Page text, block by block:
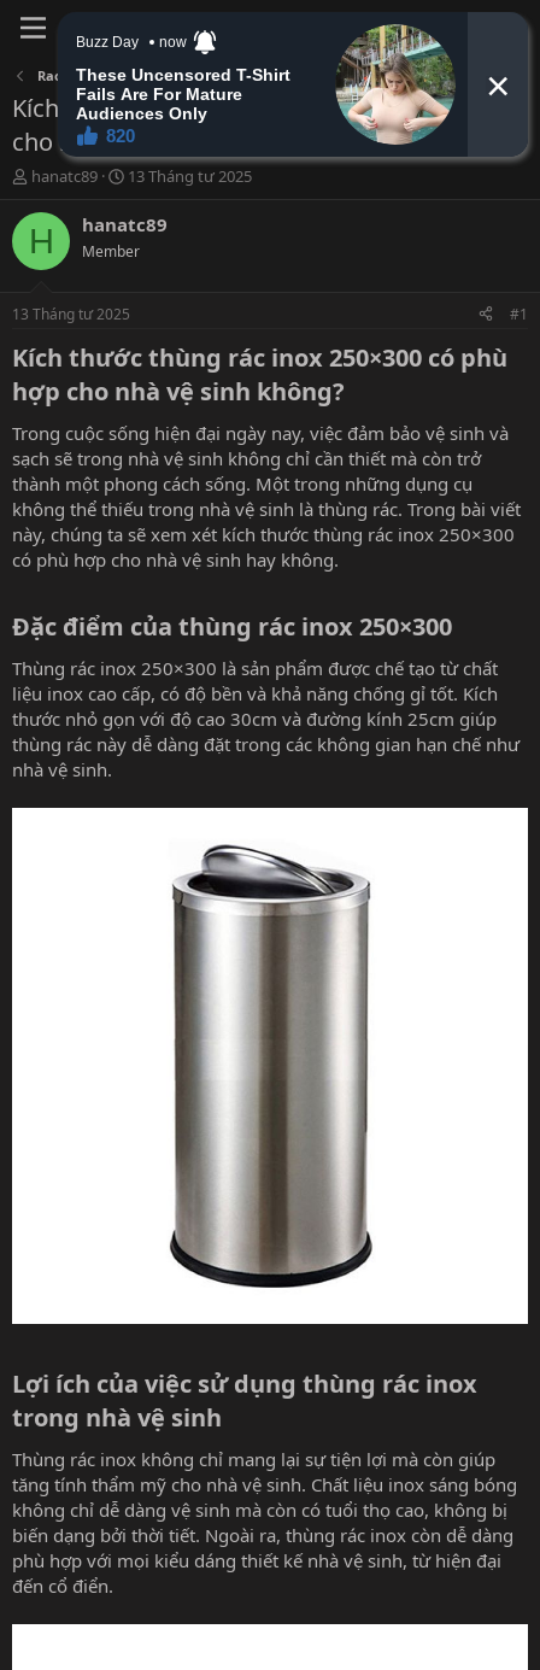
Đăng ký
Rao vặt tổng hợp
Kích thước thùng rác inox 250×300 có phù hợp
cho nhà vệ sinh không?
B
t
đ
hanatc89
N
à
b
t
đ
ầ
u
13 Tháng tư 2025
H hanatc89
Member
13 Tháng tư 2025 #1
Kích thước thùng rác inox 250×300 có phù
hợp cho nhà vệ sinh không?​
Trong cuộc sống hiện đại ngày nay, việc đảm bảo vệ sinh và
sạch sẽ trong nhà vệ sinh không chỉ cần thiết mà còn trở
thành một phong cách sống. Một trong những dụng cụ
không thể thiếu trong nhà vệ sinh là thùng rác. Trong bài viết
này, chúng ta sẽ xem xét kích thước thùng rác inox 250×300
có phù hợp cho nhà vệ sinh hay không.
Đặc điểm của thùng rác inox 250×300​
Thùng rác inox 250×300 là sản phẩm được chế tạo từ chất
liệu inox cao cấp, có độ bền và khả năng chống gỉ tốt. Kích
thước nhỏ gọn với độ cao 30cm và đường kính 25cm giúp
thùng rác này dễ dàng đặt trong các không gian hạn chế như
nhà vệ sinh.
Lợi ích của việc sử dụng thùng rác inox
trong nhà vệ sinh​
Thùng rác inox không chỉ mang lại sự tiện lợi mà còn giúp
tăng tính thẩm mỹ cho nhà vệ sinh. Chất liệu inox sáng bóng
không chỉ dễ dàng vệ sinh mà còn có tuổi thọ cao, không bị
biến dạng bởi thời tiết. Ngoài ra, thùng rác inox còn dễ dàng
phù hợp với mọi kiểu dáng thiết kế nhà vệ sinh, từ hiện đại
đến cổ điển.